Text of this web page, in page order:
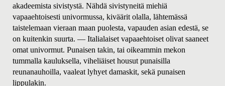
akadeemista sivistystä. Nähdä sivistyneitä miehiä
vapaaehtoisesti univormussa, kiväärit olalla, lähtemässä
taistelemaan vieraan maan puolesta, vapauden asian edestä, se
on kuitenkin suurta. — Italialaiset vapaaehtoiset olivat saaneet
omat univormut. Punaisen takin, tai oikeammin mekon
tummalla kauluksella, viheliäiset housut punaisilla
reunanauhoilla, vaaleat lyhyet damaskit, sekä punaisen
lippulakin.